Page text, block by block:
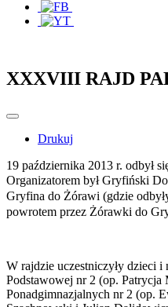
XXXVIII RAJD
Drukuj
19 października 2013 r. odbył
Organizatorem był Gryfiński
Gryfina do Żórawi (gdzie
powrotem przez Żórawki do
W rajdzie uczestniczyły dzieci i
Podstawowej nr 2 (op. Patrycja
Ponadgimnazjalnych nr 2 (op.